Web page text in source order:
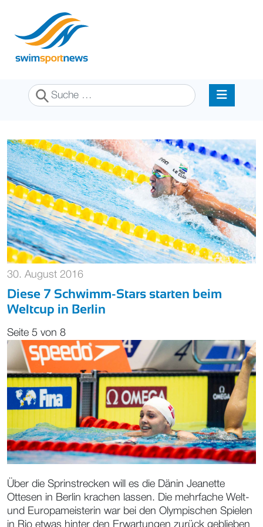
Suchen
30. August 2016
Diese 7 Schwimm-Stars starten beim
Weltcup in Berlin
Seite 5 von 8
Über die Sprinstrecken will es die Dänin Jeanette
Ottesen in Berlin krachen lassen. Die mehrfache Welt-
und Europameisterin war bei den Olympischen Spielen
in Rio etwas hinter den Erwartungen zurück geblieben